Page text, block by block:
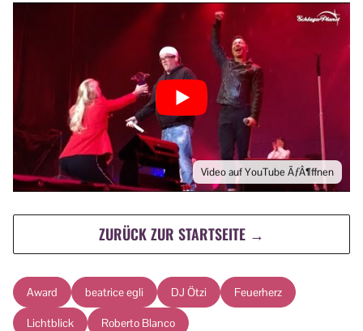
Video auf YouTube ÃƒÂ¶ffnen
ZURÜCK ZUR STARTSEITE →
Award beatrice egli DJ Ötzi Feuerherz
Lichtblick Roberto Blanco